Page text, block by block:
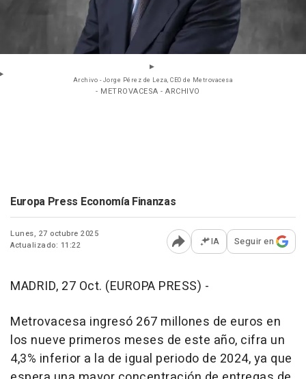
Archivo - Jorge Pérez de Leza, CEO de Metrovacesa
- METROVACESA - ARCHIVO
Europa Press Economía Finanzas
Lunes, 27 octubre 2025
Actualizado: 11:22
Abrir opciones para
IA Seguir en
MADRID, 27 Oct. (EUROPA PRESS) -
Metrovacesa ingresó 267 millones de euros en
los nueve primeros meses de este año, cifra un
4,3% inferior a la de igual periodo de 2024, ya que